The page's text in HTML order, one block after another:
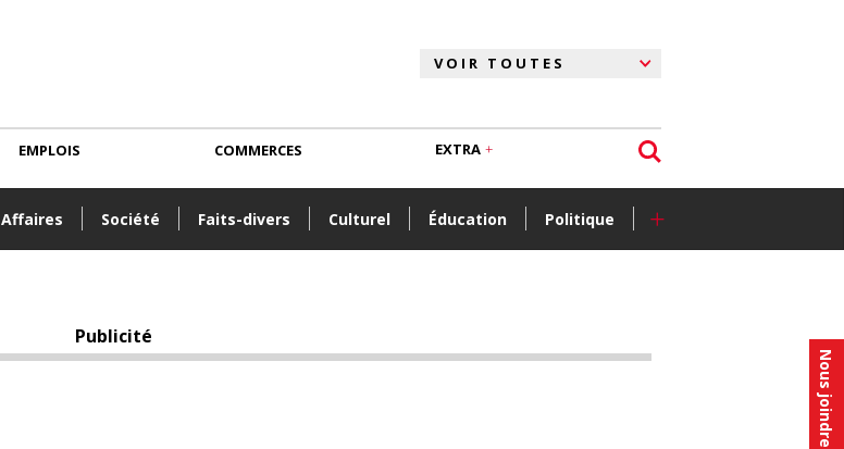
Nous joindre
Affaires Société Faits-divers Culturel Éducation Politique +
EMPLOIS COMMERCES EXTRA
Publicité